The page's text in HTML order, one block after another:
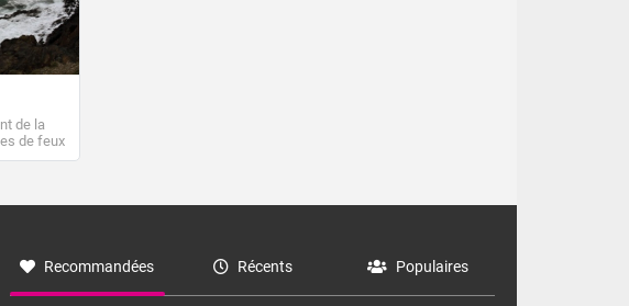
de la
de feux
sont
à la
Recommandées Récents Populaires